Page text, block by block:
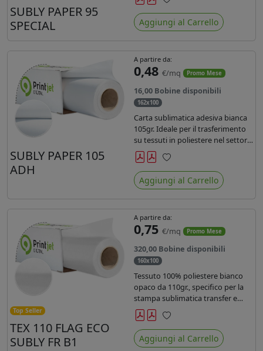
SUBLY PAPER 95
SPECIAL
Preferiti
Aggiungi al Carrello
SUBLY PAPER 105
ADH
A partire da:
0,48 €/mq Promo Mese
16,00 Bobine disponibili
162x100
Carta sublimatica adesiva bianca
105gr. Ideale per il trasferimento
su tessuti in poliestere nel settore
sportwear .
Preferiti
Aggiungi al Carrello
Top Seller
TEX 110 FLAG ECO
SUBLY FR B1
A partire da:
0,75 €/mq Promo Mese
320,00 Bobine disponibili
160x100
Tessuto 100% poliestere bianco
opaco da 110gr., specifico per la
stampa sublimatica transfer e
diretta. Ideale per la realizzazione
di stendardi e bandiere, grazie al
passaggio dell'inchiostro su
entrambi i lati. Dotato di
Preferiti
Aggiungi al Carrello